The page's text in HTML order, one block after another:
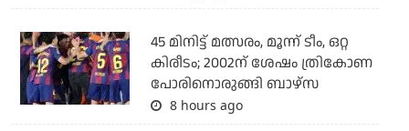
45 മിനിട്ട് മത്സരം, മൂന്ന് ടീം, ഒറ്റ
കിരീടം; 2002ന് ശേഷം ത്രികോണ
പോരിനൊരുങ്ങി ബാഴ്‌സ
8 hours ago